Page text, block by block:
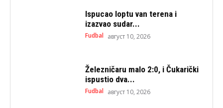
Ispucao loptu van terena i
izazvao sudar...
Fudbal август 10, 2026
Železničaru malo 2:0, i Čukarički
ispustio dva...
Fudbal август 10, 2026